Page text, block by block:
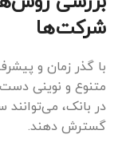
شرکت‌ها
با گذر زمان و
متنوع و نوینی دست
در بانک،
گسترش دهند.